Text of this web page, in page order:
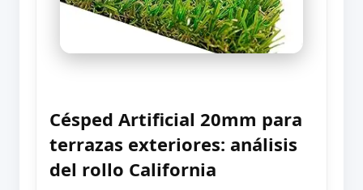
Césped Artificial 20mm para
terrazas exteriores: análisis
del rollo California